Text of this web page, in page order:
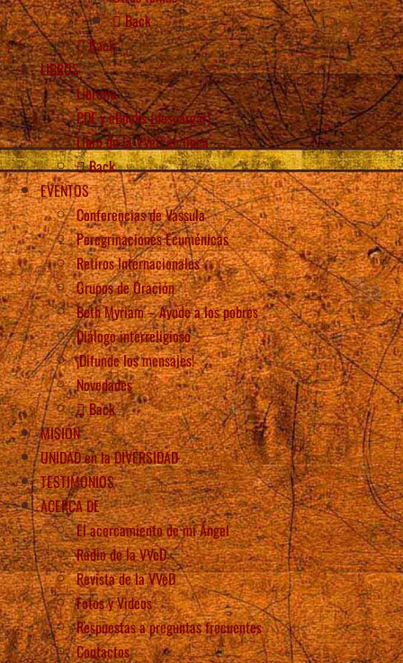
Back
Back
LIBROS
Librería
PDF y eBooks (descargar)
Libro de la VVeD en línea
Back
EVENTOS
Conferencias de Vassula
Peregrinaciones Ecuménicas
Retiros Internacionales
Grupos de Oración
Beth Myriam – Ayude a los pobres
Diálogo interreligioso
¡Difunde los mensajes!
Novedades
Back
MISIÓN
UNIDAD en la DIVERSIDAD
TESTIMONIOS
ACERCA DE
El acercamiento de mi Ángel
Radio de la VVeD
Revista de la VVeD
Fotos y Videos
Respuestas a preguntas frecuentes
Contactos